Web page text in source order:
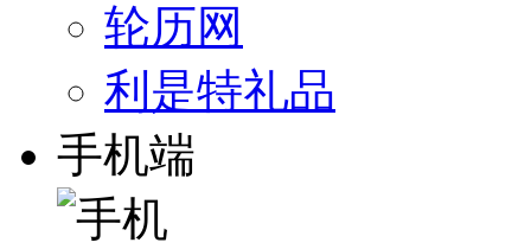
轮历网
利是特礼品
手机端